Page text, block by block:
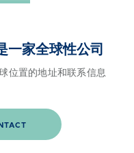
一家全球性公司
位置的地址和联系信息